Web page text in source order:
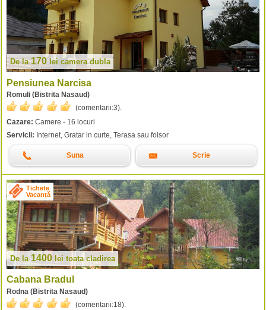
De la170lei camera dubla
Pensiunea Narcisa
Romuli (Bistrita Nasaud)
(comentarii:3).
Cazare: Camere - 16 locuri
Servicii: Internet, Gratar in curte, Terasa sau foisor
Suna Scrie
Tichete
Vacanță
De la 1400 lei toata cladirea
Cabana Bradul
Rodna (Bistrita Nasaud)
(comentarii:18).